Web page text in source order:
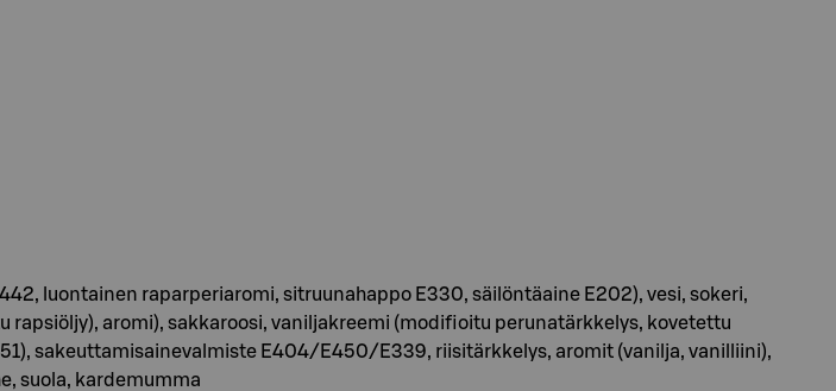
luontainen raparperiaromi, sitruunahappo E330, säilöntäaine E202), vesi, sokeri,
aromi), sakkaroosi, vaniljakreemi (modifioitu perunatärkkelys, kovetettu
sakeuttamisainevalmiste E404/E450/E339, riisitärkkelys, aromit (vanilja, vanilliini),
suola, kardemumma